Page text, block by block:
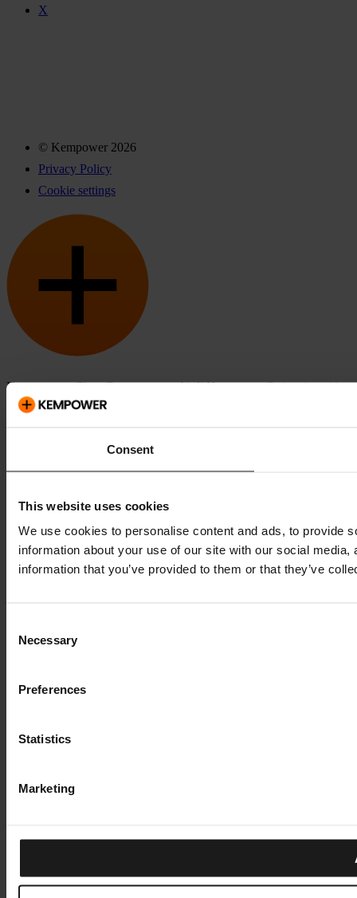
Consent
This website uses cookies
We use cookies to personalise content and ads, to provide
information about your use of our site with our social
information that you’ve provided to them or that they’ve
Selection
Necessary
Preferences
Statistics
Marketing
X
© Kempower 2026
Privacy Policy
Cookie settings
Kempower e ChargEye sono marchi di Kempower Oyj registrati in
USA e in altri paesi e regioni.